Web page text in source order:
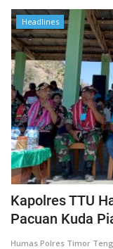
Headlines
Kapolres TTU
Pacuan Kuda
Humas Polres Timor